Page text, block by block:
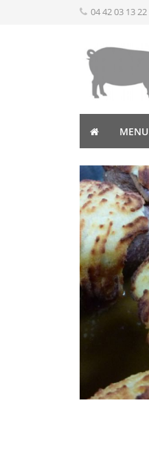
04 42 03 13 22
MENU